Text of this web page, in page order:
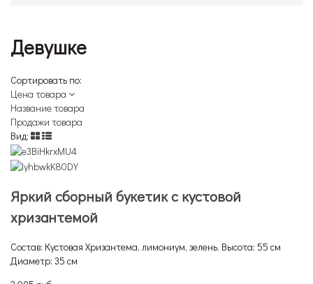
Девушке
Сортировать по:
Цена товара
Название товара
Продажи товара
Вид:
Яркий сборный букетик с кустовой
хризантемой
Состав: Кустовая Хризантема, лимониум, зелень. Высота: 55 см
Диаметр: 35 см